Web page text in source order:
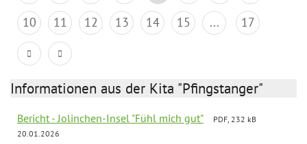
10
11 12 13 14 15 ... 17
Informationen aus der Kita "Pfingstanger"
Bericht - Jolinchen-Insel "Fühl mich gut"
PDF, 232 kB
20.01.2026